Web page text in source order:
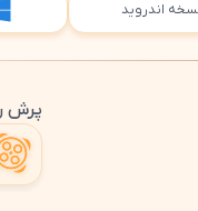
نسخه اندروید
پرش